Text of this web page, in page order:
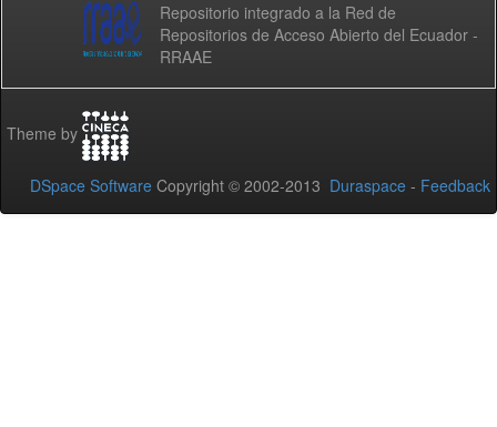
Repositorio integrado a la Red de
Repositorios de Acceso Abierto del Ecuador -
RRAAE
Theme by
DSpace Software Copyright © 2002-2013 Duraspace - Feedback